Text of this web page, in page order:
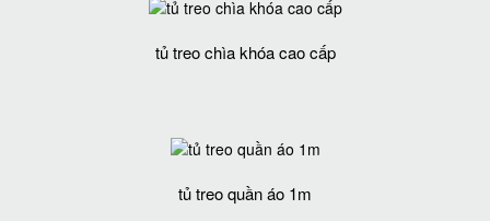
tủ treo chìa khóa cao cấp
tủ treo quần áo 1m